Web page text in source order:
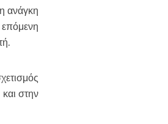
ανάγκη
στην